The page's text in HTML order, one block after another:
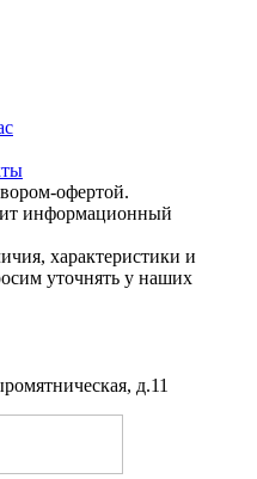
офертой.
информационный
характеристики и
уточнять у наших
д.11